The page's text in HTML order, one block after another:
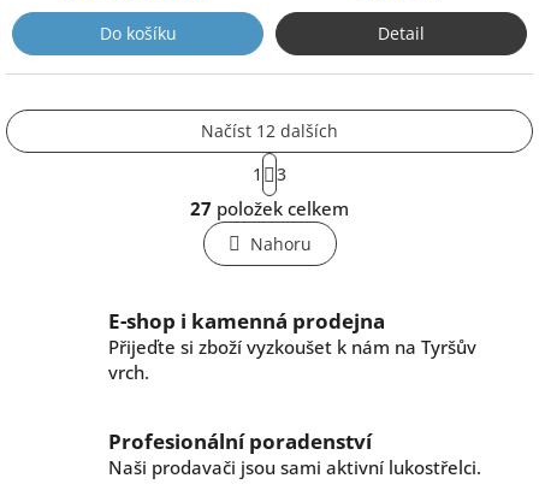
Do košíku Detail
O
v
l
á
a
c
í
k
y
Načíst 12 dalších
S
t
r
á
n
k
á
n
1 3
27 položek celkem
Nahoru
E-shop i kamenná prodejna
Přijeďte si zboží vyzkoušet k nám na Tyršův
vrch.
Profesionální poradenství
Naši prodavači jsou sami aktivní lukostřelci.